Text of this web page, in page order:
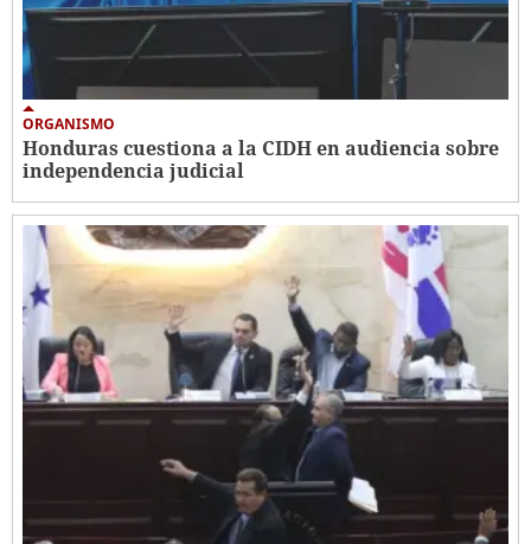
ORGANISMO
Honduras cuestiona a la CIDH en audiencia sobre
independencia judicial